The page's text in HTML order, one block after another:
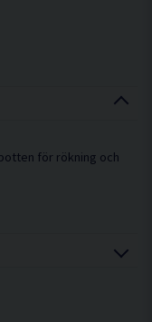
för rökning och